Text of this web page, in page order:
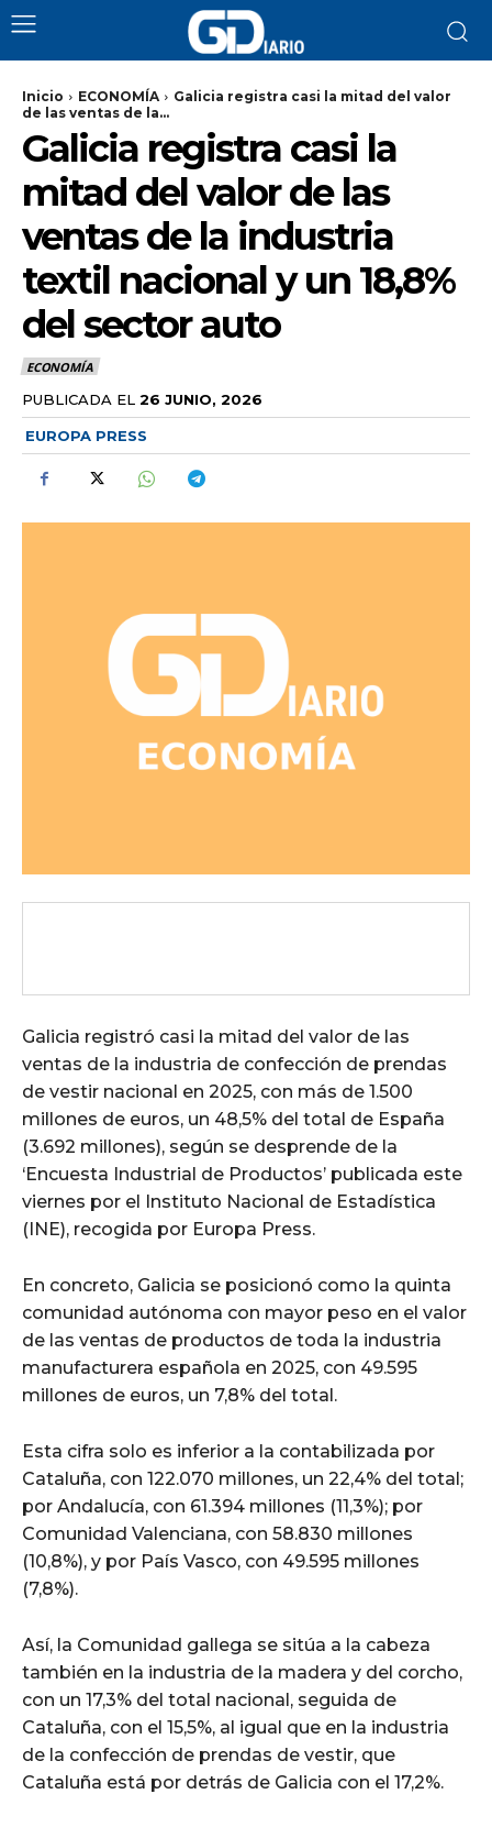
Inicio ECONOMÍA
Galicia registra casi la mitad del valor
de las ventas de la...
Galicia registra casi la
mitad del valor de las
ventas de la industria
textil nacional y un 18,8%
del sector auto
ECONOMÍA
PUBLICADA EL 26 JUNIO, 2026
EUROPA PRESS
Galicia registró casi la mitad del valor de las
ventas de la industria de confección de prendas
de vestir nacional en 2025, con más de 1.500
millones de euros, un 48,5% del total de España
(3.692 millones), según se desprende de la
‘Encuesta Industrial de Productos’ publicada este
viernes por el Instituto Nacional de Estadística
(INE), recogida por Europa Press.
En concreto, Galicia se posicionó como la quinta
comunidad autónoma con mayor peso en el valor
de las ventas de productos de toda la industria
manufacturera española en 2025, con 49.595
millones de euros, un 7,8% del total.
Esta cifra solo es inferior a la contabilizada por
Cataluña, con 122.070 millones, un 22,4% del total;
por Andalucía, con 61.394 millones (11,3%); por
Comunidad Valenciana, con 58.830 millones
(10,8%), y por País Vasco, con 49.595 millones
(7,8%).
Así, la Comunidad gallega se sitúa a la cabeza
también en la industria de la madera y del corcho,
con un 17,3% del total nacional, seguida de
Cataluña, con el 15,5%, al igual que en la industria
de la confección de prendas de vestir, que
Cataluña está por detrás de Galicia con el 17,2%.